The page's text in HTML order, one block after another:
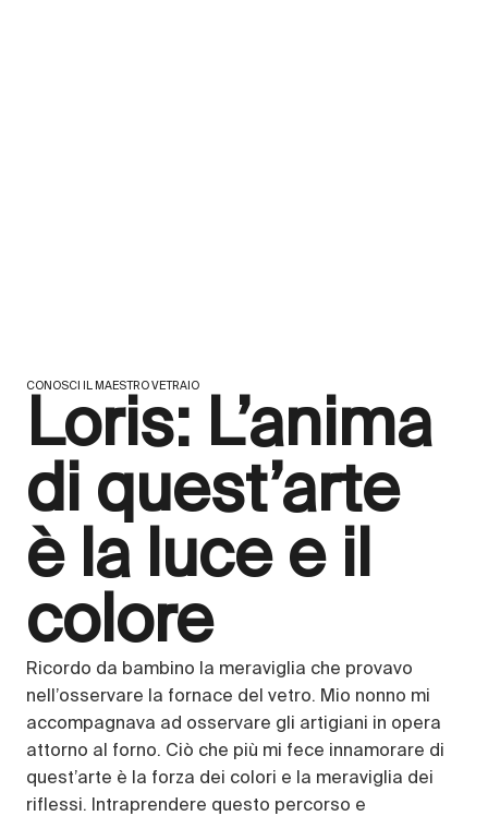
CONOSCI IL MAESTRO VETRAIO
Loris: L’anima
di quest’arte
è la luce e il
colore
Ricordo da bambino la meraviglia che provavo
nell’osservare la fornace del vetro. Mio nonno mi
accompagnava ad osservare gli artigiani in opera
attorno al forno. Ciò che più mi fece innamorare di
quest’arte è la forza dei colori e la meraviglia dei
riflessi. Intraprendere questo percorso e